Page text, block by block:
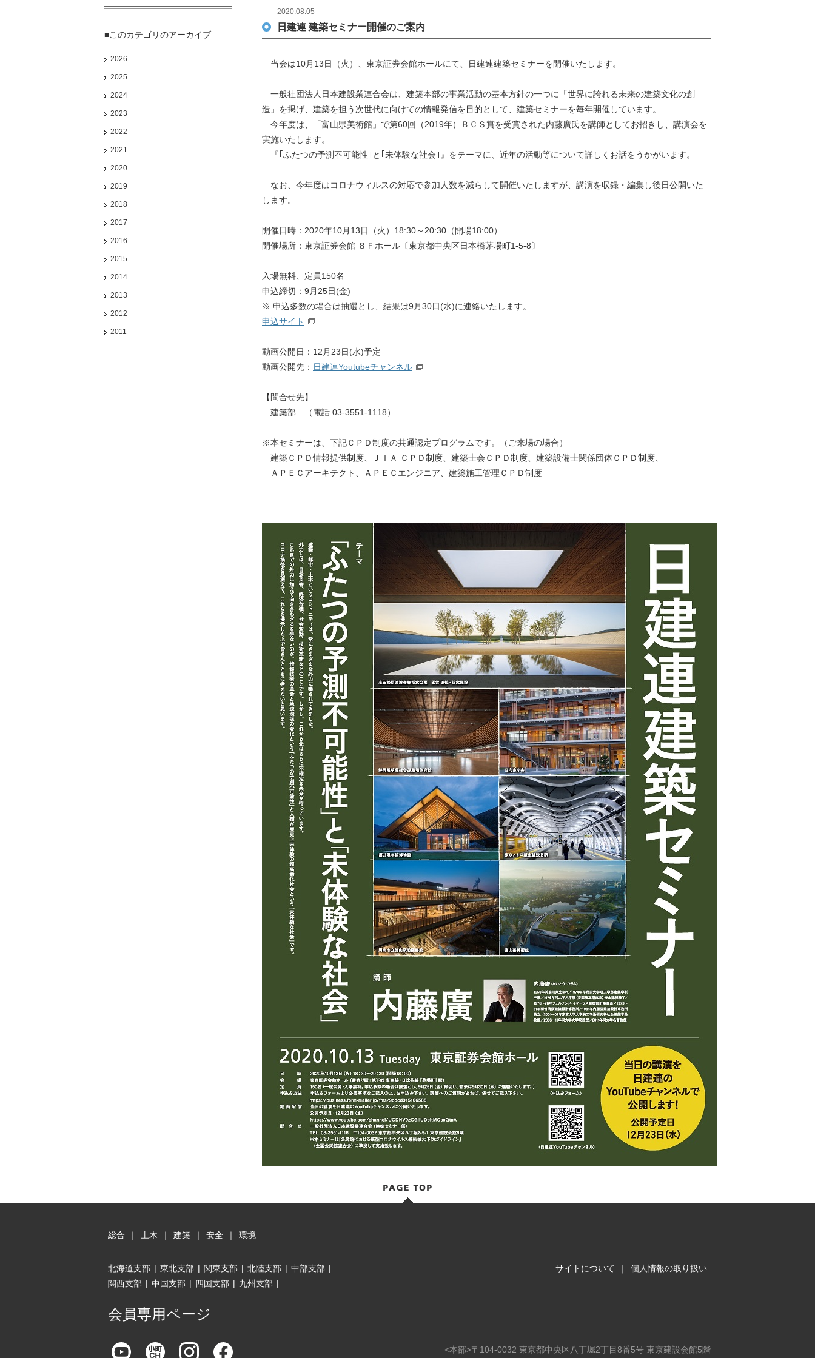
2020.08.05
日建連 建築セミナー開催のご案内
当会は10月13日（火）、東京証券会館ホールにて、日建連建築セミナーを開催いたします。
一般社団法人日本建設業連合会は、建築本部の事業活動の基本方針の一つに「世界に誇れる未来の建築文化の創
造」を掲げ、建築を担う次世代に向けての情報発信を目的として、建築セミナーを毎年開催しています。
今年度は、「富山県美術館」で第60回（2019年）ＢＣＳ賞を受賞された内藤廣氏を講師としてお招きし、講演会を
実施いたします。
『｢ふたつの予測不可能性｣と｢未体験な社会｣』をテーマに、近年の活動等について詳しくお話をうかがいます。
なお、今年度はコロナウィルスの対応で参加人数を減らして開催いたしますが、講演を収録・編集し後日公開いた
します。
開催日時：2020年10月13日（火）18:30～20:30（開場18:00）
開催場所：東京証券会館 ８Ｆホール〔東京都中央区日本橋茅場町1-5-8〕
入場無料、定員150名
申込締切：9月25日(金)
※ 申込多数の場合は抽選とし、結果は9月30日(水)に連絡いたします。
申込サイト
動画公開日：12月23日(水)予定
動画公開先： 日建連Youtubeチャンネル
【問合せ先】
建築部 （電話 03-3551-1118）
※本セミナーは、下記ＣＰＤ制度の共通認定プログラムです。（ご来場の場合）
建築ＣＰＤ情報提供制度、ＪＩＡ ＣＰＤ制度、建築士会ＣＰＤ制度、建築設備士関係団体ＣＰＤ制度、
ＡＰＥＣアーキテクト、ＡＰＥＣエンジニア、建築施工管理ＣＰＤ制度
■このカテゴリのアーカイブ
2026
2025
2024
2023
2022
2021
2020
2019
2018
2017
2016
2015
2014
2013
2012
2011
総合 ｜ 土木 ｜ 建築 ｜ 安全 ｜ 環境
サイトについて ｜ 個人情報の取り扱い
北海道支部 | 東北支部 | 関東支部 | 北陸支部 | 中部支部 |
関西支部 | 中国支部 | 四国支部 | 九州支部 |
会員専用ページ
<本部>〒104-0032 東京都中央区八丁堀2丁目8番5号 東京建設会館5階